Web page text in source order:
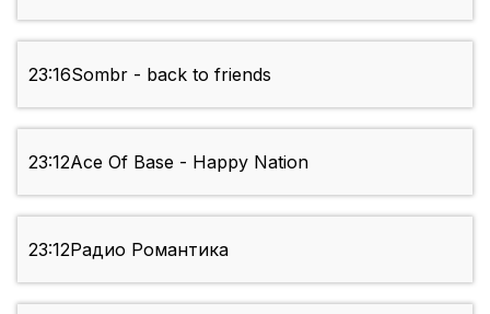
23:16Sombr - back to friends
23:12Ace Of Base - Happy Nation
23:12Радио Романтика